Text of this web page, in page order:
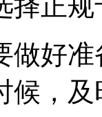
做好
候，